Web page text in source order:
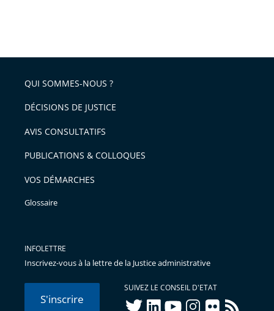
QUI SOMMES-NOUS ?
DÉCISIONS DE JUSTICE
AVIS CONSULTATIFS
PUBLICATIONS & COLLOQUES
VOS DÉMARCHES
Glossaire
INFOLETTRE
Inscrivez-vous à la lettre de la Justice administrative
S'inscrire
SUIVEZ LE CONSEIL D'ETAT
twitterlinkedInyoutubeinstagram
flickr rss